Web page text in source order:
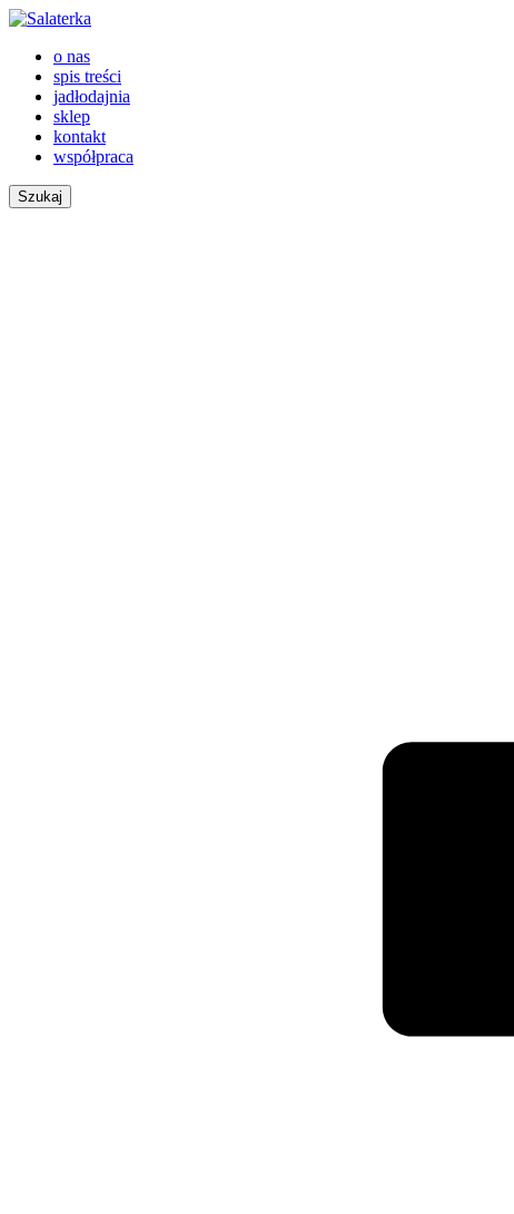
o nas
spis treści
jadłodajnia
sklep
kontakt
współpraca
Szukaj